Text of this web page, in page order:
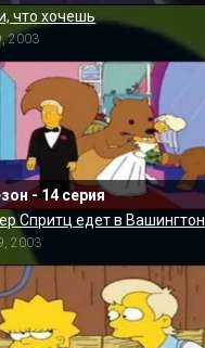
что хочешь
2003
- 14 серия
Спритц едет в Вашингтон
2003